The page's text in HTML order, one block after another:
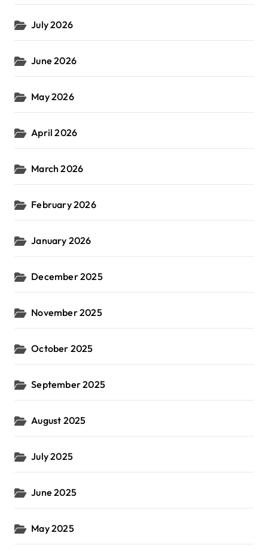
July 2026
June 2026
May 2026
April 2026
March 2026
February 2026
January 2026
December 2025
November 2025
October 2025
September 2025
August 2025
July 2025
June 2025
May 2025